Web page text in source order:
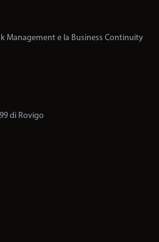
Management e la Business Continuity
di Rovigo